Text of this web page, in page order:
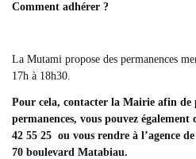
Comment adhérer ?
La Mutami propose des permanences
17h à 18h30.
Pour cela, contacter la Mairie afin de
permanences, vous pouvez
42 55 25 ou vous rendre à l’agence
70 boulevard Matabiau.